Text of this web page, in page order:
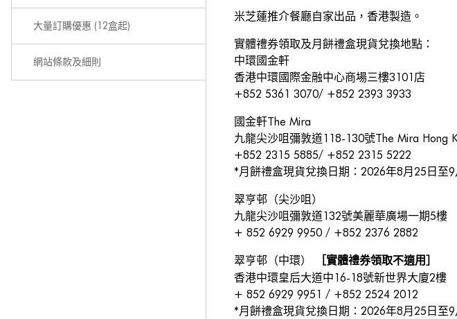
大量訂購優惠 (12盒起)
網站條款及細則
米芝蓮推介餐廳自家出品，香港製造。
實體禮券領取及月餅禮盒現貨兌換地點：
中環國金軒
香港中環國際金融中心商場三樓3101店
+852 5361 3070/ +852 2393 3933
國金軒The Mira
九龍尖沙咀彌敦道118-130號The Mira Hong
+852 2315 5885/ +852 2315 5222
*月餅禮盒現貨兌換日期：2026年8月25日至
翠亨邨（尖沙咀）
九龍尖沙咀彌敦道132號美麗華廣場一期5樓
+ 852 6929 9950 / +852 2376 2882
翠亨邨（中環） ［實體禮券領取不適用］
香港中環皇后大道中16-18號新世界大廈2樓
+ 852 6929 9951 / +852 2524 2012
*月餅禮盒現貨兌換日期：2026年8月25日至